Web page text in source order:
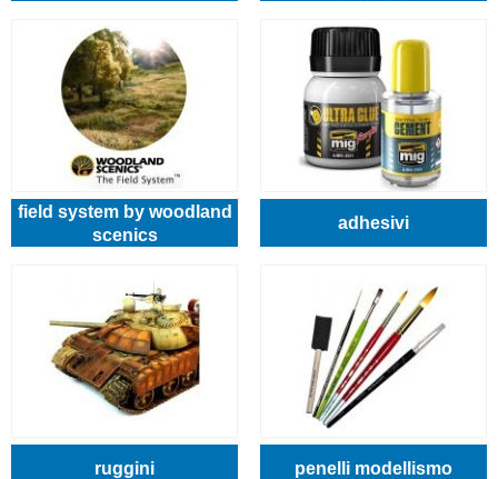
field system by woodland
scenics
adhesivi
ruggini penelli modellismo